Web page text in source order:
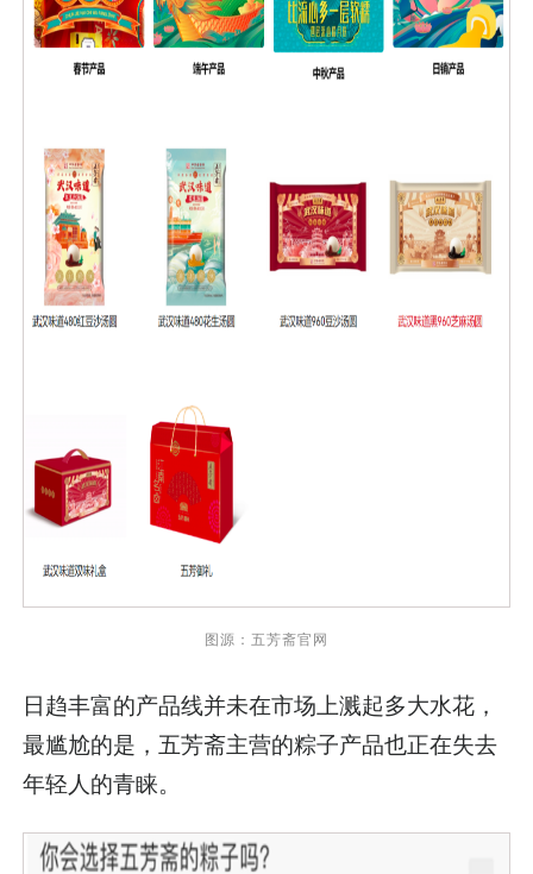
图源：五芳斋官网
日趋丰富的产品线并未在市场上溅起多大水花，
最尴尬的是，五芳斋主营的粽子产品也正在失去
年轻人的青睐。